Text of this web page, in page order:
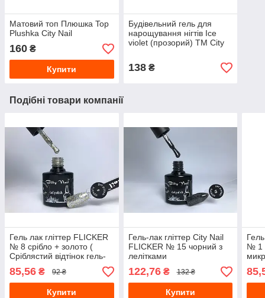
Матовий топ Плюшка Top
Plushka City Nail
160 ₴
Купити
Будівельний гель для
нарощування нігтів Ice
violet (прозорий) ТМ City
138₴
Подібні товари компанії
Гель лак гліттер FLICKER
№ 8 срібло + золото (
Сріблястий відтінок гель-
85,56 ₴ 92 ₴
Купити
Гель-лак гліттер City Nail
FLICKER № 15 чорний з
лелітками
122,76₴ 132 ₴
Купити
№ 1